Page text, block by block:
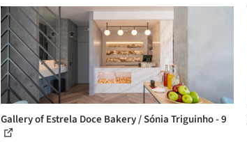
Gallery of Estrela Doce Bakery / Sónia Triguinho - 9